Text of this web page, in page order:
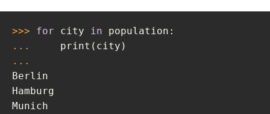
>>> for city in
...
...
Berlin
Hamburg
Munich